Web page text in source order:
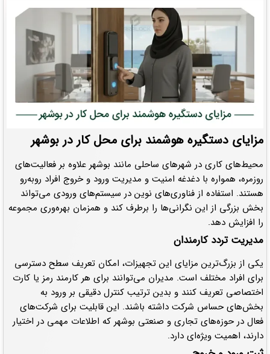
مزایای دستگیره هوشمند برای محل کار در بوشهر
محیط‌های کاری در شهرهای ساحلی مانند بوشهر علاوه بر فعالیت‌های
روزمره، همواره با دغدغه امنیت و مدیریت ورود و خروج افراد روبه‌رو
هستند. استفاده از فناوری‌های نوین در سیستم‌های ورودی می‌تواند
بخش بزرگی از این نگرانی‌ها را برطرف کند و همزمان بهره‌وری مجموعه
را افزایش دهد.
مدیریت تردد کارمندان
یکی از بزرگ‌ترین مزایای این تجهیزات، امکان تعریف سطح دسترسی
برای افراد مختلف است. مدیران می‌توانند برای هر کارمند رمز یا کارت
اختصاصی تعریف کنند و بدین ترتیب کنترل دقیقی بر ورود به
بخش‌های حساس شرکت داشته باشند. این قابلیت برای شرکت‌های
فعال در حوزه‌های تجاری و صنعتی بوشهر که اطلاعات مهمی در اختیار
دارند، اهمیت ویژه‌ای دارد.